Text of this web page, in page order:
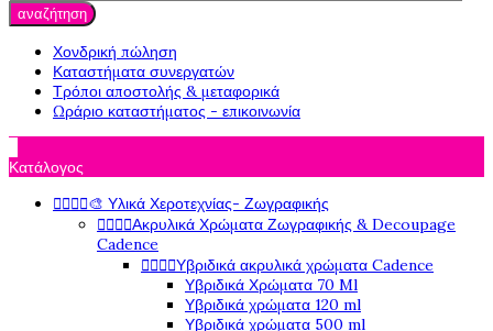
αναζήτηση
Χονδρική πώληση
Καταστήματα συνεργατών
Τρόποι αποστολής & μεταφορικά
Ωράριο καταστήματος - επικοινωνία
Κατάλογος
🎨 Υλικά Χεροτεχνίας- Ζωγραφικής
Ακρυλικά Χρώματα Ζωγραφικής & Decoupage
Cadence
Υβριδικά ακρυλικά χρώματα Cadence
Υβριδικά Χρώματα 70 Ml
Υβριδικά χρώματα 120 ml
Υβριδικά χρώματα 500 ml